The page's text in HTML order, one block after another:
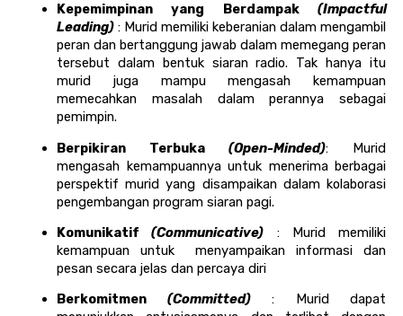
Kepemimpinan yang Berdampak (Impactful
Leading) : Murid memiliki keberanian dalam mengambil
peran dan bertanggung jawab dalam memegang peran
tersebut dalam bentuk siaran radio. Tak hanya itu
murid juga mampu mengasah kemampuan
memecahkan masalah dalam perannya sebagai
pemimpin.
Berpikiran Terbuka (Open-Minded): Murid
mengasah kemampuannya untuk menerima berbagai
perspektif murid yang disampaikan dalam kolaborasi
pengembangan program siaran pagi.
Komunikatif (Communicative) : Murid memiliki
kemampuan untuk  menyampaikan informasi dan
pesan secara jelas dan percaya diri
Berkomitmen (Committed) : Murid dapat